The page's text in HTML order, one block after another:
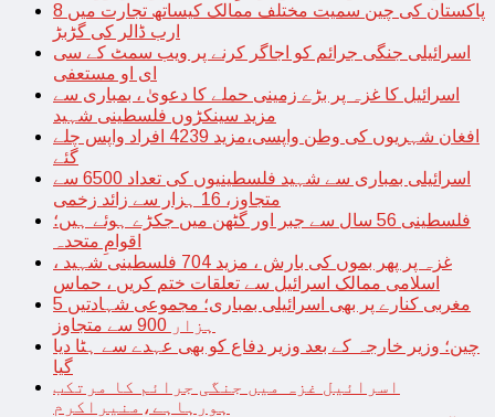
پاکستان کی چین سمیت مختلف ممالک کیساتھ تجارت میں 8
ارب ڈالر کی گڑبڑ
اسرائیلی جنگی جرائم کو اجاگر کرنے پر ویب سمٹ کے سی
ای او مستعفی
اسرائیل کا غزہ پر بڑے زمینی حملے کا دعویٰ ، بمباری سے
مزید سینکڑوں فلسطینی شہید
افغان شہریوں کی وطن واپسی،مزید 4239 افراد واپس چلے
گئے
اسرائیلی بمباری سے شہید فلسطینیوں کی تعداد 6500 سے
متجاوز، 16 ہزار سے زائد زخمی
فلسطینی 56 سال سے جبر اور گٹھن میں جکڑے ہوئے ہیں؛
اقوامِ متحدہ
غزہ پر پھر بموں کی بارش ، مزید 704 فلسطینی شہید ،
اسلامی ممالک اسرائیل سے تعلقات ختم کریں ، حماس
مغربی کنارے پر بھی اسرائیلی بمباری؛ مجموعی شہادتیں 5
ہزار 900 سے متجاوز
چین؛ وزیر خارجہ کے بعد وزیر دفاع کو بھی عہدے سے ہٹا دیا
گیا
اسرائیل غزہ میں جنگی جرائم کا مرتکب
ہورہاہے،منیراکرم